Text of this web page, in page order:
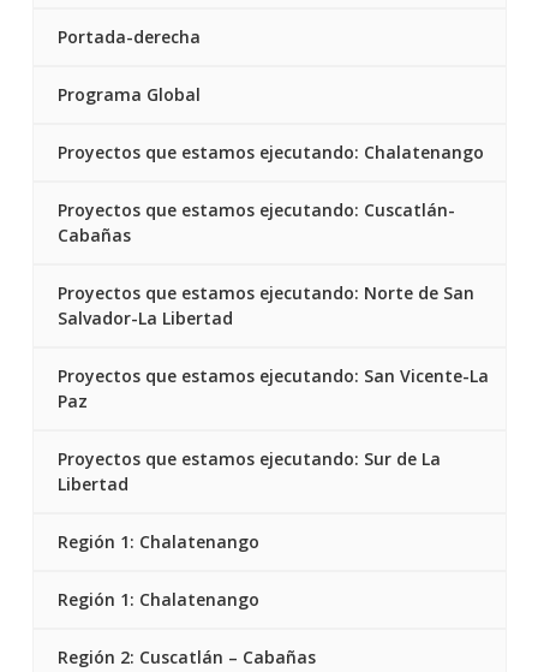
Portada-derecha
Programa Global
Proyectos que estamos ejecutando: Chalatenango
Proyectos que estamos ejecutando: Cuscatlán-
Cabañas
Proyectos que estamos ejecutando: Norte de San
Salvador-La Libertad
Proyectos que estamos ejecutando: San Vicente-La
Paz
Proyectos que estamos ejecutando: Sur de La
Libertad
Región 1: Chalatenango
Región 1: Chalatenango
Región 2: Cuscatlán – Cabañas